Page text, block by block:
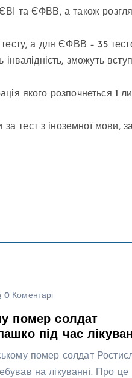
ЄВІ та ЄФВВ, а також
а для ЄФВВ – 35
зможуть
якого розпочнеться 1
тест з іноземної мови,
0 Коментарі
помер солдат
під час
помер солдат
на лікуванні. Про це